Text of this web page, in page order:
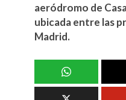
aeródromo de
ubicada entre las
Madrid.